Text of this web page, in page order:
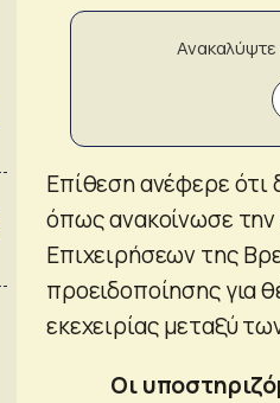
Επίθεση ανέφερε ότι
όπως ανακοίνωσε την
Επιχειρήσεων της
προειδοποίησης για
εκεχειρίας μεταξύ
Οι